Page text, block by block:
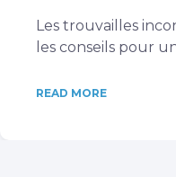
Les trouvailles
les conseils pour
READ MORE